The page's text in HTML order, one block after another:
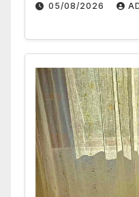
05/08/2026